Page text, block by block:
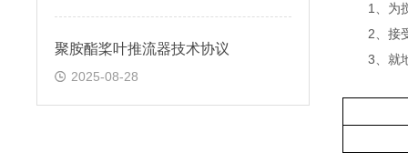
聚胺酯桨叶推流器技术协议
2025-08-28
1、为搅
2、接受
3、就地